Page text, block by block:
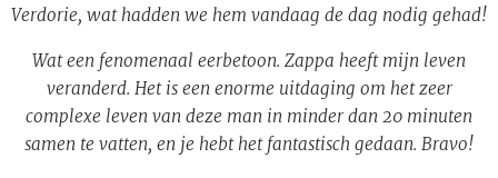
Verdorie, wat hadden we hem vandaag de dag nodig gehad!
Wat een fenomenaal eerbetoon. Zappa heeft mijn leven
veranderd. Het is een enorme uitdaging om het zeer
complexe leven van deze man in minder dan 20 minuten
samen te vatten, en je hebt het fantastisch gedaan. Bravo!